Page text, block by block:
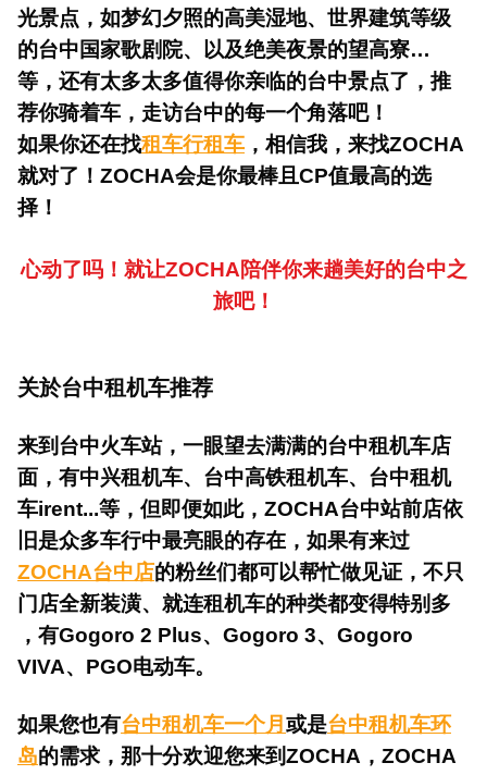
光景点，如梦幻夕照的高美湿地、世界建筑等级
的台中国家歌剧院、以及绝美夜景的望高寮…
等，还有太多太多值得你亲临的台中景点了，推
荐你骑着车，走访台中的每一个角落吧！
如果你还在找租车行租车 ，相信我，来找ZOCHA
就对了！ZOCHA会是你最棒且CP值最高的选
择！
心动了吗！就让ZOCHA陪伴你来趟美好的台中之
旅吧！
关於台中租机车推荐
来到台中火车站，一眼望去满满的台中租机车店
面，有中兴租机车、台中高铁租机车、台中租机
车irent...等，但即便如此，ZOCHA台中站前店依
旧是众多车行中最亮眼的存在，如果有来过
ZOCHA台中店的粉丝们都可以帮忙做见证，不只
门店全新装潢、就连租机车的种类都变得特别多​
，有Gogoro 2 Plus、Gogoro 3、Gogoro
VIVA、PGO电动车。
如果您也有台中租机车一个月 或是台中租机车环
岛的需求，那十分欢迎您来到ZOCHA，ZOCHA